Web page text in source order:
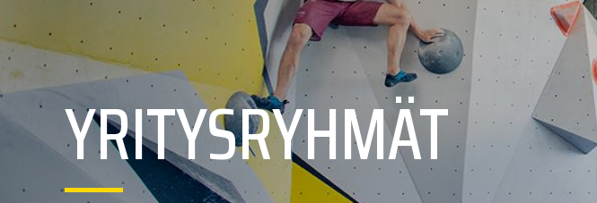
YRITYSRYHMÄT